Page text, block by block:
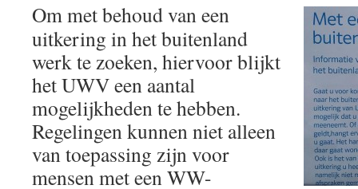
Om met behoud van een
uitkering in het buitenland
werk te zoeken, hiervoor blijkt
het UWV een aantal
mogelijkheden te hebben.
Regelingen kunnen niet alleen
van toepassing zijn voor
mensen met een WW-